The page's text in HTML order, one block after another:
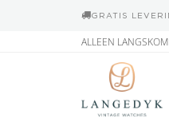
GRATIS
ALLEEN